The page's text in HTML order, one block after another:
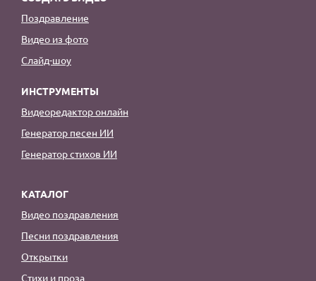
Поздравление
Видео из фото
Слайд-шоу
ИНСТРУМЕНТЫ
Видеоредактор онлайн
Генератор песен ИИ
Генератор стихов ИИ
КАТАЛОГ
Видео поздравления
Песни поздравления
Открытки
Стихи и проза